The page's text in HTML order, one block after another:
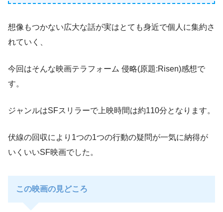
想像もつかない広大な話が実はとても身近で個人に集約さ
れていく、
今回はそんな映画テラフォーム 侵略(原題:Risen)感想で
す。
ジャンルはSFスリラーで上映時間は約110分となります。
伏線の回収により1つの1つの行動の疑問が一気に納得が
いくいいSF映画でした。
この映画の見どころ